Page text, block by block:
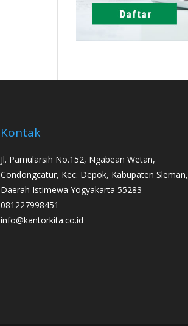
Kontak
Jl. Pamularsih No.152, Ngabean Wetan,
Condongcatur, Kec. Depok, Kabupaten Sleman,
Daerah Istimewa Yogyakarta 55283
081227998451
info@kantorkita.co.id